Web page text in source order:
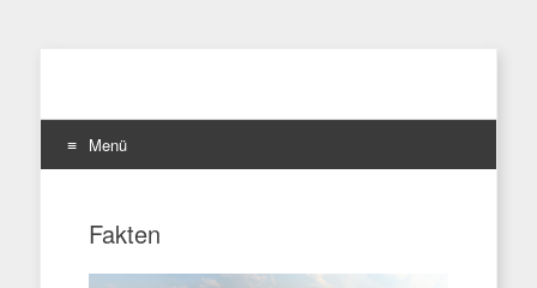
Menü
springen
Fakten